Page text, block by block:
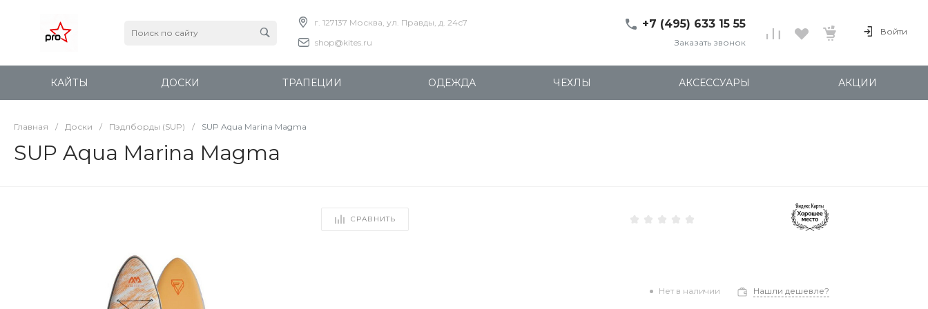
г. 127137 Москва, ул. Правды, д. 24с7
shop@kites.ru
+7 (495) 633 15 55
Правды, д. 24с7
Пн-Пт: 11:00-20:00
Заказать звонок
Войти
КАЙТЫ ДОСКИ ТРАПЕЦИИ ОДЕЖДА ЧЕХЛЫ АКСЕССУАРЫ АКЦИИ
Главная / Доски / Пэдлборды (SUP) / SUP Aqua Marina Magma
SUP Aqua Marina Magma
СРАВНИТЬ
Нет в наличии Нашли дешевле?